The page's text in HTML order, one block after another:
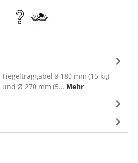
ø 180 mm (15 kg)
und Ø 270 mm (5… Mehr